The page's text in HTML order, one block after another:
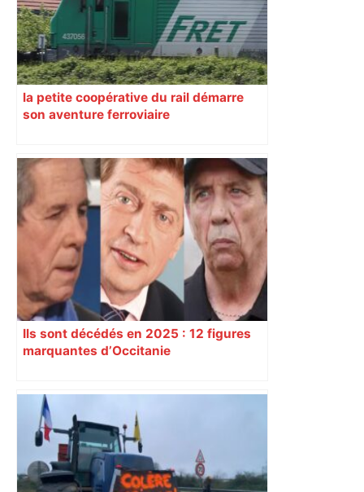
la petite coopérative du rail démarre
son aventure ferroviaire
Ils sont décédés en 2025 : 12 figures
marquantes d’Occitanie